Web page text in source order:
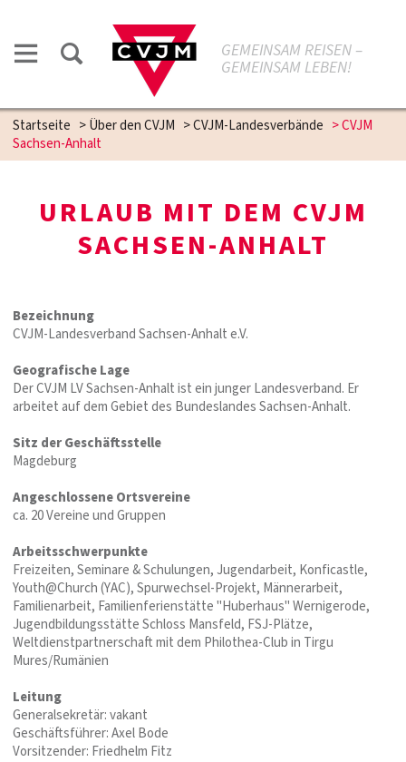
GEMEINSAM REISEN –
GEMEINSAM LEBEN!
Startseite >Über den CVJM >CVJM-Landesverbände >CVJM
Sachsen-Anhalt
URLAUB MIT DEM CVJM
SACHSEN-ANHALT
Bezeichnung
CVJM-Landesverband Sachsen-Anhalt e.V.
Geografische Lage
Der CVJM LV Sachsen-Anhalt ist ein junger Landesverband. Er
arbeitet auf dem Gebiet des Bundeslandes Sachsen-Anhalt.
Sitz der Geschäftsstelle
Magdeburg
Angeschlossene Ortsvereine
ca. 20 Vereine und Gruppen
Arbeitsschwerpunkte
Freizeiten, Seminare & Schulungen, Jugendarbeit, Konficastle,
Youth@Church (YAC), Spurwechsel-Projekt, Männerarbeit,
Familienarbeit, Familienferienstätte "Huberhaus" Wernigerode,
Jugendbildungsstätte Schloss Mansfeld, FSJ-Plätze,
Weltdienstpartnerschaft mit dem Philothea-Club in Tirgu
Mures/Rumänien
Leitung
Generalsekretär: vakant
Geschäftsführer: Axel Bode
Vorsitzender: Friedhelm Fitz